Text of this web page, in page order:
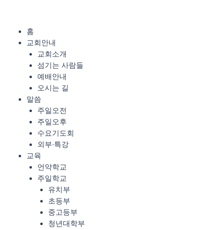
Menu
홈
교회안내
교회소개
섬기는 사람들
예배안내
오시는 길
말씀
주일오전
주일오후
수요기도회
외부·특강
교육
언약학교
주일학교
유치부
초등부
중고등부
청년대학부